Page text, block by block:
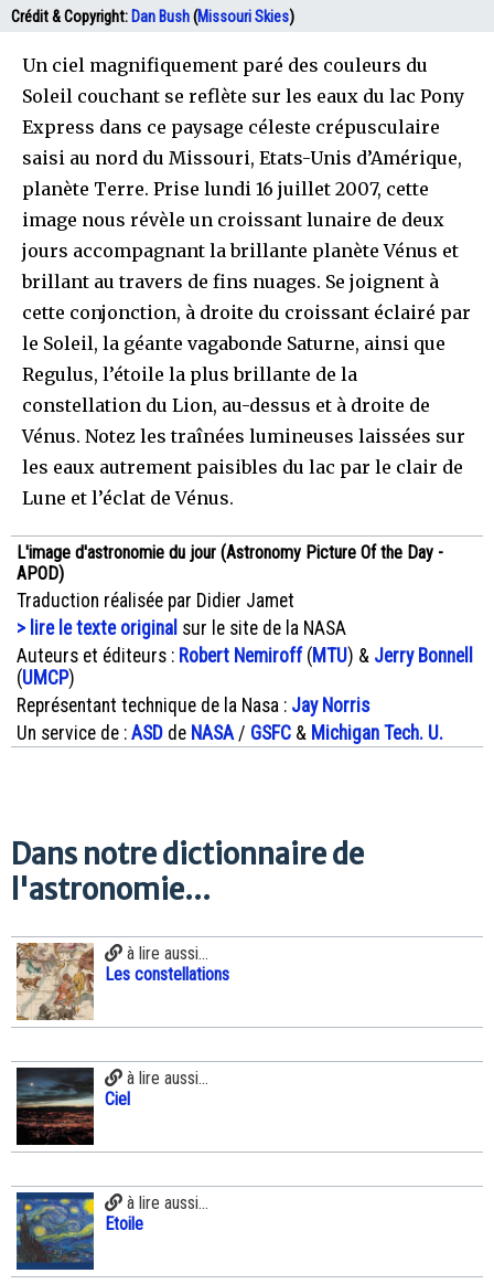
Crédit & Copyright: Dan Bush(Missouri Skies)
Un ciel magnifiquement paré des couleurs du
Soleil couchant se reflète sur les eaux du lac Pony
Express dans ce paysage céleste crépusculaire
saisi au nord du Missouri, Etats-Unis d’Amérique,
planète Terre. Prise lundi 16 juillet 2007, cette
image nous révèle un croissant lunaire de deux
jours accompagnant la brillante planète Vénus et
brillant au travers de fins nuages. Se joignent à
cette conjonction, à droite du croissant éclairé par
le Soleil, la géante vagabonde Saturne, ainsi que
Regulus, l’étoile la plus brillante de la
constellation du Lion, au-dessus et à droite de
Vénus. Notez les traînées lumineuses laissées sur
les eaux autrement paisibles du lac par le clair de
Lune et l’éclat de Vénus.
L'image d'astronomie du jour (Astronomy Picture Of the Day -
APOD)
Traduction réalisée par Didier Jamet
> lire le texte original sur le site de la NASA
Auteurs et éditeurs : Robert Nemiroff(MTU) & Jerry Bonnell
(UMCP)
Représentant technique de la Nasa : Jay Norris
Un service de : ASD de NASA / GSFC & Michigan Tech. U.
Dans notre dictionnaire de
l'astronomie...
à lire aussi...
Les constellations
à lire aussi...
Ciel
à lire aussi...
Etoile